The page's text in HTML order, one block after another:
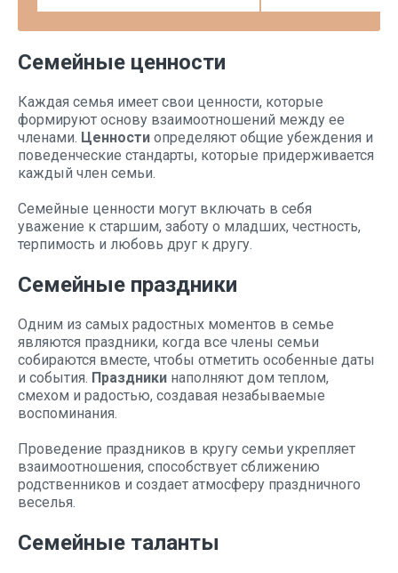
Семейные ценности
Каждая семья имеет свои ценности, которые
формируют основу взаимоотношений между ее
членами. Ценности определяют общие убеждения и
поведенческие стандарты, которые придерживается
каждый член семьи.
Семейные ценности могут включать в себя
уважение к старшим, заботу о младших, честность,
терпимость и любовь друг к другу.
Семейные праздники
Одним из самых радостных моментов в семье
являются праздники, когда все члены семьи
собираются вместе, чтобы отметить особенные даты
и события. Праздники наполняют дом теплом,
смехом и радостью, создавая незабываемые
воспоминания.
Проведение праздников в кругу семьи укрепляет
взаимоотношения, способствует сближению
родственников и создает атмосферу праздничного
веселья.
Семейные таланты